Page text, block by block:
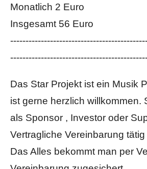
Monatlich 2 Euro
Insgesamt 56 Euro
Das Star Projekt ist ein Musik
ist gerne herzlich willkommen.
als Sponsor , Investor oder
Vertragliche Vereinbarung
Das Alles bekommt man per